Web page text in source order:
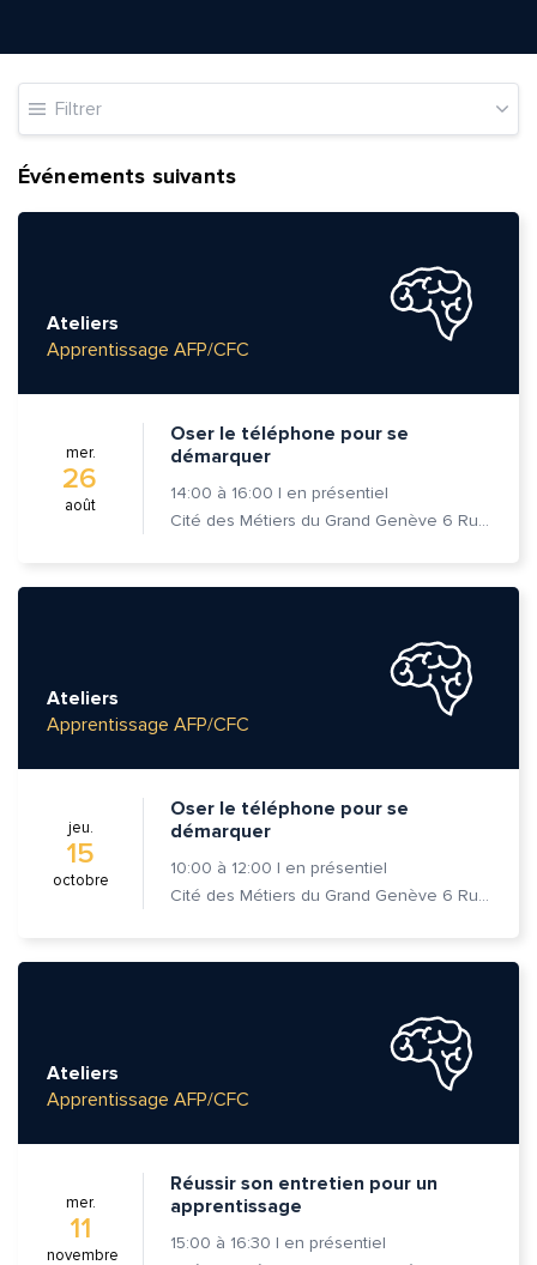
Filtrer
Événements suivants
Ateliers
Apprentissage AFP/CFC
mer.
26
août
Oser le téléphone pour se
démarquer
14:00 à 16:00 | en présentiel
Cité des Métiers du Grand Genève 6 Rue Prévost-Martin 1205 Genève
Ateliers
Apprentissage AFP/CFC
jeu.
15
octobre
Oser le téléphone pour se
démarquer
10:00 à 12:00 | en présentiel
Cité des Métiers du Grand Genève 6 Rue Prévost-Martin 1205 Genève
Ateliers
Apprentissage AFP/CFC
mer.
11
novembre
Réussir son entretien pour un
apprentissage
15:00 à 16:30 | en présentiel
Prénom et nom*
Quelle est la pertinence de cette page?